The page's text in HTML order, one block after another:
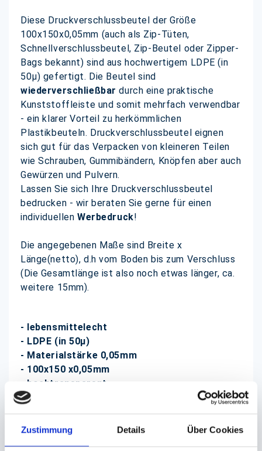
Zustimmung Details Über Cookies
Diese Druckverschlussbeutel der Größe
100x150x0,05mm (auch als Zip-Tüten,
Schnellverschlussbeutel, Zip-Beutel oder Zipper-
Bags bekannt) sind aus hochwertigem LDPE (in
50µ) gefertigt. Die Beutel sind
wiederverschließbar durch eine praktische
Kunststoffleiste und somit mehrfach verwendbar
- ein klarer Vorteil zu herkömmlichen
Plastikbeuteln. Druckverschlussbeutel eignen
sich gut für das Verpacken von kleineren Teilen
wie Schrauben, Gummibändern, Knöpfen aber auch
Gewürzen und Pulvern.
Lassen Sie sich Ihre Druckverschlussbeutel
bedrucken - wir beraten Sie gerne für einen
individuellen Werbedruck!
Die angegebenen Maße sind Breite x
Länge(netto), d.h vom Boden bis zum Verschluss
(Die Gesamtlänge ist also noch etwas länger, ca.
weitere 15mm).
- lebensmittelecht
- LDPE (in 50µ)
- Materialstärke 0,05mm
- 100x150 x0,05mm
- hochtransparent
- mehrfach verwendbar - lange Lebensdauer
- Mengenrabatt möglich
- Beutel bedrucken lassen